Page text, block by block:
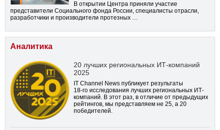
В открытии Центра приняли участие
представители Социального фонда России, специалисты отрасли,
разработчики и производители протезных …
Аналитика
20 лучших региональных ИТ-компаний
2025
IT Channel News публикует результаты
18-го исследования лучших региональных ИТ-
компаний. В этот раз, в отличие от предыдущих
рейтингов, мы представляем не 25, а 20
победителей.